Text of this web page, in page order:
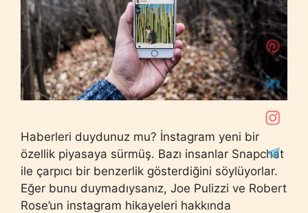
Haberleri duydunuz mu? İnstagram yeni bir
özellik piyasaya sürmüş. Bazı insanlar Snapchat
ile çarpıcı bir benzerlik gösterdiğini söylüyorlar.
Eğer bunu duymadıysanız, Joe Pulizzi ve Robert
Rose’un instagram hikayeleri hakkında